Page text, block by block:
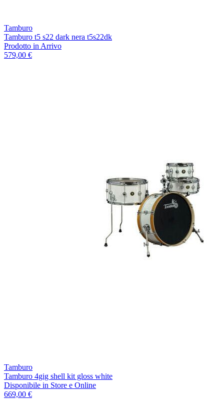
Tamburo
Tamburo t5 s22 dark nera t5s22dk
Prodotto in Arrivo
579,00 €
Tamburo
Tamburo 4gig shell kit gloss white
Disponibile in Store e Online
669,00 €